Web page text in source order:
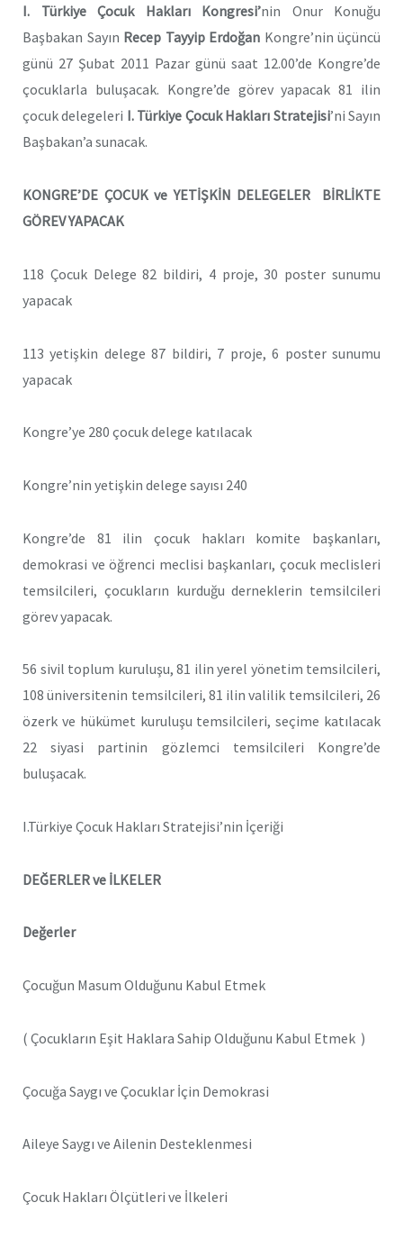
I. Türkiye Çocuk Hakları Kongresi’nin Onur Konuğu
Başbakan Sayın Recep Tayyip Erdoğan Kongre’nin üçüncü
günü 27 Şubat 2011 Pazar günü saat 12.00’de Kongre’de
çocuklarla buluşacak. Kongre’de görev yapacak 81 ilin
çocuk delegeleri I. Türkiye Çocuk Hakları Stratejisi’ni Sayın
Başbakan’a sunacak.
KONGRE’DE ÇOCUK ve YETİŞKİN DELEGELER BİRLİKTE
GÖREV YAPACAK
118 Çocuk Delege 82 bildiri, 4 proje, 30 poster sunumu
yapacak
113 yetişkin delege 87 bildiri, 7 proje, 6 poster sunumu
yapacak
Kongre’ye 280 çocuk delege katılacak
Kongre’nin yetişkin delege sayısı 240
Kongre’de 81 ilin çocuk hakları komite başkanları,
demokrasi ve öğrenci meclisi başkanları, çocuk meclisleri
temsilcileri, çocukların kurduğu derneklerin temsilcileri
görev yapacak.
56 sivil toplum kuruluşu, 81 ilin yerel yönetim temsilcileri,
108 üniversitenin temsilcileri, 81 ilin valilik temsilcileri, 26
özerk ve hükümet kuruluşu temsilcileri, seçime katılacak
22 siyasi partinin gözlemci temsilcileri Kongre’de
buluşacak.
I.Türkiye Çocuk Hakları Stratejisi’nin İçeriği
DEĞERLER ve İLKELER
Değerler
Çocuğun Masum Olduğunu Kabul Etmek
( Çocukların Eşit Haklara Sahip Olduğunu Kabul Etmek )
Çocuğa Saygı ve Çocuklar İçin Demokrasi
Aileye Saygı ve Ailenin Desteklenmesi
Çocuk Hakları Ölçütleri ve İlkeleri